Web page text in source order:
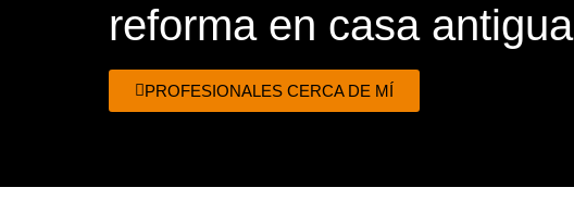
reforma en casa antigua
PROFESIONALES CERCA DE MÍ